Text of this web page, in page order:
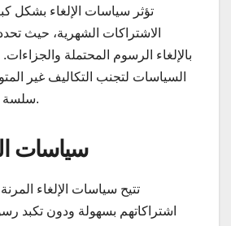
تؤثر سياسات الإلغاء بشكل
الاشتراكات الشهرية، حيث
بالإلغاء الرسوم المحتملة
السياسات لتجنب التكاليف غير
سلسة عند إلغاء الاشتراك.
سياسات
تتيح سياسات الإلغاء
اشتراكاتهم بسهولة ودون تكبد